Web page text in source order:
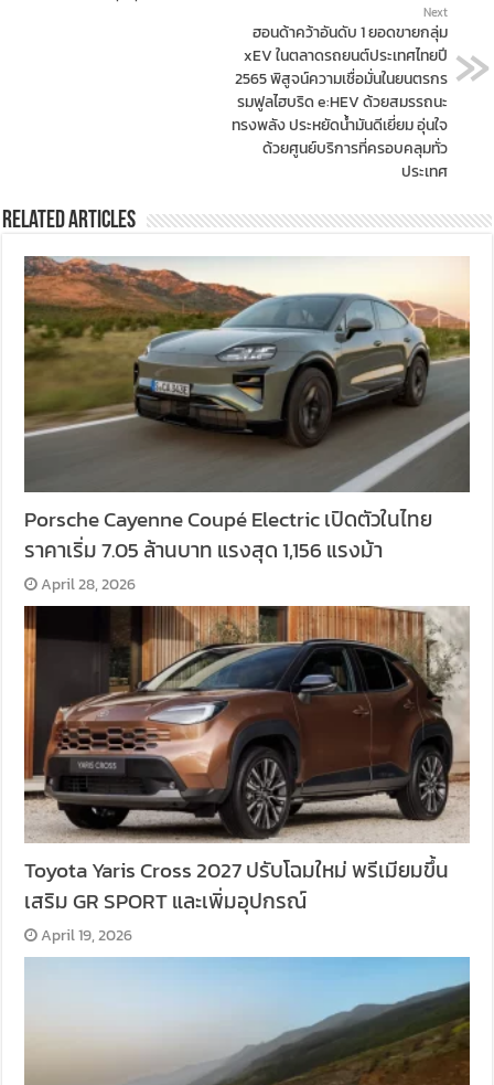
Next
ฮอนด้าคว้าอันดับ 1 ยอดขายกลุ่ม
xEV ในตลาดรถยนต์ประเทศไทยปี
2565 พิสูจน์ความเชื่อมั่นในยนตรกร
รมฟูลไฮบริด e:HEV ด้วยสมรรถนะ
ทรงพลัง ประหยัดน้ำมันดีเยี่ยม อุ่นใจ
ด้วยศูนย์บริการที่ครอบคลุมทั่ว
ประเทศ
Related Articles
Porsche Cayenne Coupé Electric เปิดตัวในไทย
ราคาเริ่ม 7.05 ล้านบาท แรงสุด 1,156 แรงม้า
April 28, 2026
Toyota Yaris Cross 2027 ปรับโฉมใหม่ พรีเมียมขึ้น
เสริม GR SPORT และเพิ่มอุปกรณ์
April 19, 2026